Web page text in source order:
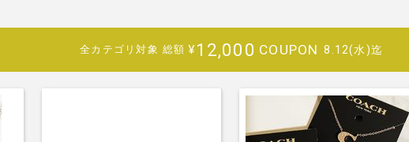
全カテゴリ対象 総額 ¥12,000 COUPON 8.12(水)迄